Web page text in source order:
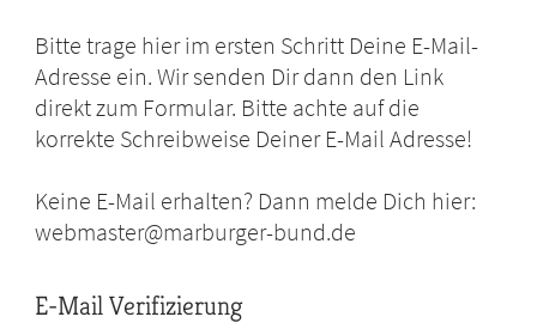
Bitte trage hier im ersten Schritt Deine E-Mail-
Adresse ein. Wir senden Dir dann den Link
direkt zum Formular. Bitte achte auf die
korrekte Schreibweise Deiner E-Mail Adresse!
Keine E-Mail erhalten? Dann melde Dich hier:
webmaster@marburger-bund.de
E-Mail Verifizierung